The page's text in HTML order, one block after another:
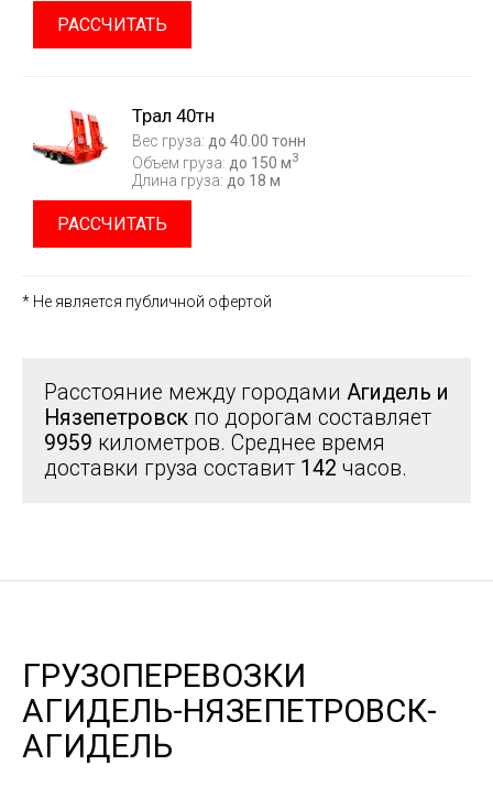
РАССЧИТАТЬ
Трал 40тн
Вес груза: до 40.00 тонн
Объем груза: до 150 м3
Длина груза: до 18 м
РАССЧИТАТЬ
* Не является публичной офертой
Расстояние между городами Агидель и
Нязепетровск по дорогам составляет
9959 километров. Среднее время
доставки груза составит 142 часов.
ГРУЗОПЕРЕВОЗКИ
АГИДЕЛЬ-НЯЗЕПЕТРОВСК-
АГИДЕЛЬ